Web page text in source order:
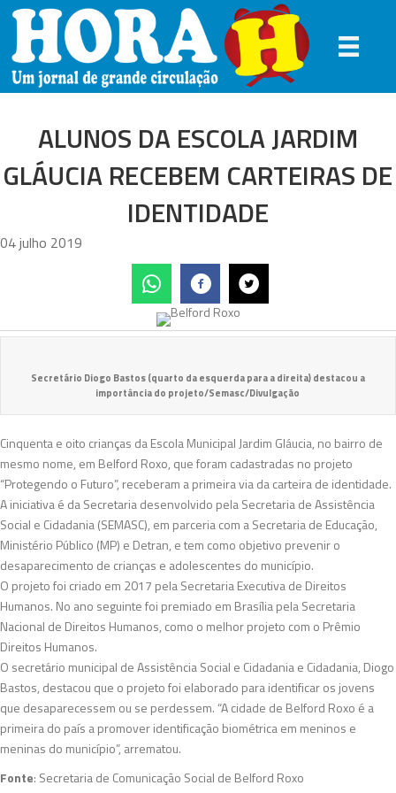
ALUNOS DA ESCOLA JARDIM
GLÁUCIA RECEBEM CARTEIRAS DE
IDENTIDADE
04 julho 2019
Secretário Diogo Bastos (quarto da esquerda para a direita) destacou a
importância do projeto/Semasc/Divulgação
Cinquenta e oito crianças da Escola Municipal Jardim Gláucia, no bairro de
mesmo nome, em Belford Roxo, que foram cadastradas no projeto
“Protegendo o Futuro”, receberam a primeira via da carteira de identidade.
A iniciativa é da Secretaria desenvolvido pela Secretaria de Assistência
Social e Cidadania (SEMASC), em parceria com a Secretaria de Educação,
Ministério Público (MP) e Detran, e tem como objetivo prevenir o
desaparecimento de crianças e adolescentes do município.
O projeto foi criado em 2017 pela Secretaria Executiva de Direitos
Humanos. No ano seguinte foi premiado em Brasília pela Secretaria
Nacional de Direitos Humanos, como o melhor projeto com o Prêmio
Direitos Humanos.
O secretário municipal de Assistência Social e Cidadania e Cidadania, Diogo
Bastos, destacou que o projeto foi elaborado para identificar os jovens
que desaparecessem ou se perdessem. “A cidade de Belford Roxo é a
primeira do país a promover identificação biométrica em meninos e
meninas do município”, arrematou.
Fonte: Secretaria de Comunicação Social de Belford Roxo